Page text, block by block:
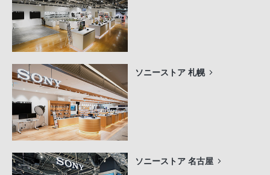
ソニーストア 札幌
ソニーストア 名古屋